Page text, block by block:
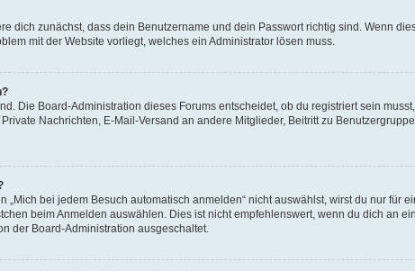
dich zunächst, dass dein Benutzername und dein Passwort richtig sind. Wenn
mit der Website vorliegt, welches ein Administrator lösen muss.
Die Board-Administration dieses Forums entscheidet, ob du registriert sein
Nachrichten, E-Mail-Versand an andere Mitglieder, Beitritt zu
„Mich bei jedem Besuch automatisch anmelden“ nicht auswählst, wirst du nur
beim Anmelden auswählen. Dies ist nicht empfehlenswert, wenn du dich an
der Board-Administration ausgeschaltet.